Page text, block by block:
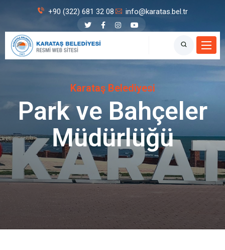
+90 (322) 681 32 08 info@karatas.bel.tr
Karataş Belediyesi
Park ve Bahçeler
Müdürlüğü